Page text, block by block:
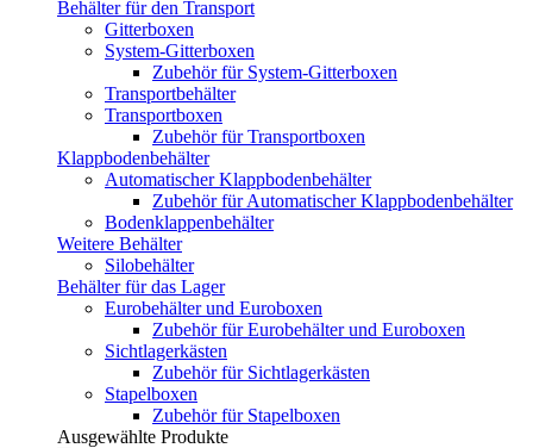
Behälter für den Transport
Gitterboxen
System-Gitterboxen
Zubehör für System-Gitterboxen
Transportbehälter
Transportboxen
Zubehör für Transportboxen
Klappbodenbehälter
Automatischer Klappbodenbehälter
Zubehör für Automatischer Klappbodenbehälter
Bodenklappenbehälter
Weitere Behälter
Silobehälter
Behälter für das Lager
Eurobehälter und Euroboxen
Zubehör für Eurobehälter und Euroboxen
Sichtlagerkästen
Zubehör für Sichtlagerkästen
Stapelboxen
Zubehör für Stapelboxen
Ausgewählte Produkte